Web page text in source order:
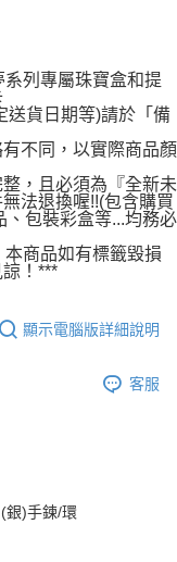
列專屬珠寶盒和提
貨日期等)請於「備
不同，以實際商品顏
，且必須為『全新未
法退換喔!!(包含購買
、包裝彩盒等...均務必
商品如有標籤毀損
！***
顯示電腦版詳細說明
客服
銀)手鍊/環